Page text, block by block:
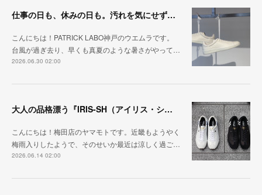
仕事の日も、休みの日も。汚れを気にせず毎日履ける『PUNCH-WP_WHT』
こんにちは！PATRICK LABO神戸のウエムラです。
台風が過ぎ去り、早くも真夏のような暑さがやって…
2026.06.30 02:00
大人の品格漂う『IRIS-SH（アイリス・シープ）』
こんにちは！梅田店のヤマモトです。近畿もようやく
梅雨入りしたようで、そのせいか最近は涼しく過ご…
2026.06.14 02:00